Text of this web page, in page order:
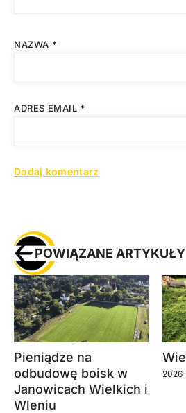
NAZWA *
ADRES EMAIL *
POWIĄZANE ARTYKUŁY
Pieniądze na
odbudowę boisk w
Janowicach Wielkich i
Wleniu